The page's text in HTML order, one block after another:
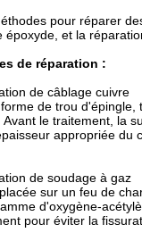
pour réparer
époxyde, et la
de réparation :
de câblage cuivre
de trou
le traitement, la
appropriée du
de soudage à gaz
sur un feu de
d'oxygène-
pour éviter la